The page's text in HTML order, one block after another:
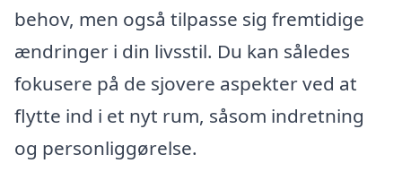
behov, men også tilpasse sig fremtidige
ændringer i din livsstil. Du kan således
fokusere på de sjovere aspekter ved at
flytte ind i et nyt rum, såsom indretning
og personliggørelse.